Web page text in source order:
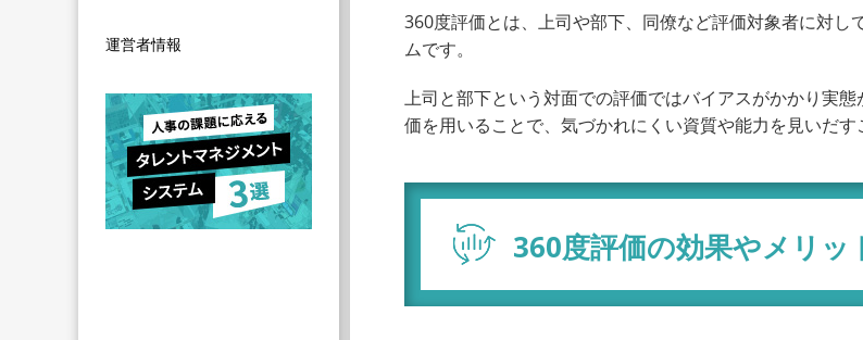
運営者情報
360度評価とは、上司や部下、同僚など評価対象者に対
ムです。
上司と部下という対面での評価ではバイアスがかかり実
価を用いることで、気づかれにくい資質や能力を見いだす
360度評価の効果やメリッ